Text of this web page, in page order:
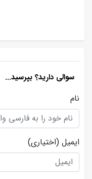
سوالی دارید؟ بپرسید...
نام
ایمیل (اختیاری)